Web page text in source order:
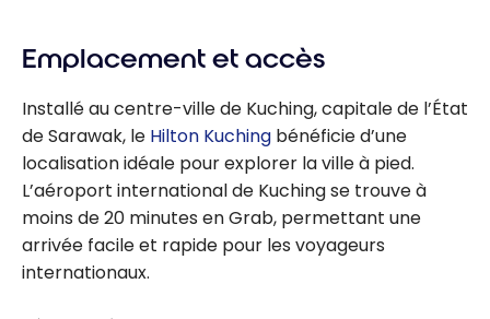
Resort, an
Hilton
Honors
Emplacement et accès
Installé au centre-ville de Kuching, capitale de l’État
de Sarawak, le Hilton Kuching bénéficie d’une
localisation idéale pour explorer la ville à pied.
L’aéroport international de Kuching se trouve à
moins de 20 minutes en Grab, permettant une
arrivée facile et rapide pour les voyageurs
internationaux.